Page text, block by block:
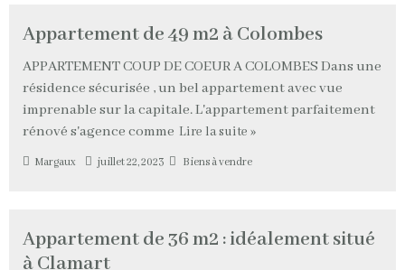
Appartement de 49 m2 à Colombes
APPARTEMENT COUP DE COEUR A COLOMBES Dans une
résidence sécurisée , un bel appartement avec vue
imprenable sur la capitale. L'appartement parfaitement
rénové s'agence comme Lire la suite »
Margaux juillet 22, 2023 Biens à vendre
Appartement de 36 m2 : idéalement situé
à Clamart